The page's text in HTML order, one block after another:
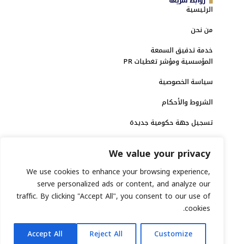
We value your privacy
We use cookies to enhance your browsing experience,
serve personalized ads or content, and analyze our
traffic. By clicking "Accept All", you consent to our use of
cookies.
Customize
Reject All
Accept All
الرئيسية
من نحن
خدمة تدقيق السمعة
المؤسسية ومؤشر تغطيات PR
سياسة الخصوصية
الشروط والأحكام
تسجيل جهة حكومية جديدة
الاعتماد الرسمي
منصة إخبارية مرخصة
رقم الترخيص الاتحادي : 8793134
جميع حقوق التوثيق الرقمي محفوظة لمنصة السابعة © 2026. AR
انشر خبرك